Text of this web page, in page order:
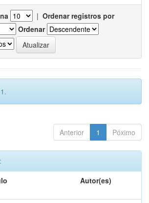
| Ordenar registros por
Ordenar
Anterior 1 Póximo
Autor(es)